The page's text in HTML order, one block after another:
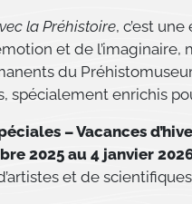
la Préhistoire, c’est
et de l’imaginaire,
du
spécialement enrichis
– Vacances
2025 au 4 janvier
et de